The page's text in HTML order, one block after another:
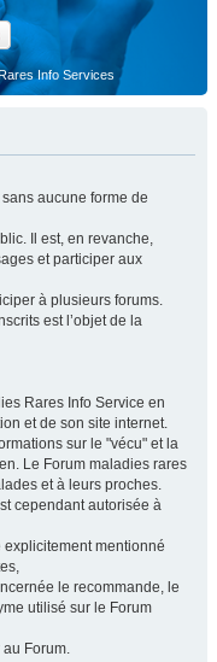
Info Services
aucune forme de
Il est, en revanche,
et participer aux
à plusieurs forums.
est l’objet de la
Rares Info Service en
et de son site internet.
sur le "vécu" et la
Le Forum maladies rares
et à leurs proches.
cependant autorisée à
mentionné
le recommande, le
utilisé sur le Forum
Forum.